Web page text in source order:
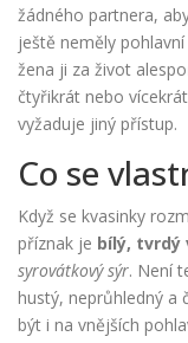
žádného partnera,
ještě neměly
žena ji za život
čtyřikrát nebo
vyžaduje jiný přístup.
Co se
Když se kvasinky
příznak je bílý, tvrdý
syrovátkový sýr. Není
hustý, neprůhledný a
být i na vnějších